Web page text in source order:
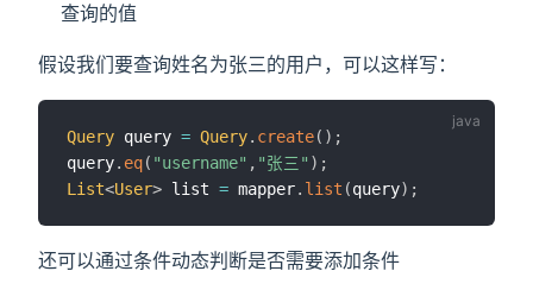
查询的值
假设我们要查询姓名为张三的用户，可以这样写：
Query query = Query. create( ) ;
query. eq( "username" , "张三" ) ;
List<User> list = mapper. list (query) ;
还可以通过条件动态判断是否需要添加条件